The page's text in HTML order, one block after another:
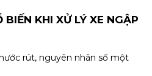
KHI XỬ LÝ XE NGẬP
rút, nguyên nhân số một